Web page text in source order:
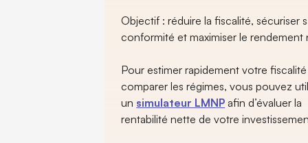
Objectif : réduire la fiscalité, sécuriser
conformité et maximiser le rendement
Pour estimer rapidement votre
comparer les régimes, vous pouvez
un simulateur LMNP afin d’évaluer la
rentabilité nette de votre